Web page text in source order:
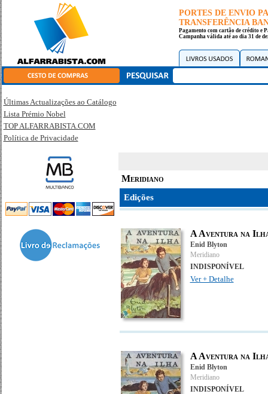
PORTES DE ENVIO
TRANSFERÊNCIA
Pagamento com cartão de crédito e
Campanha válida até ao dia 31 de
Últimas Actualizações ao Catálogo
Lista Prémio Nobel
TOP ALFARRABISTA.COM
Política de Privacidade
Meridiano
Edições
A Aventura na
Enid Blyton
Meridiano
INDISPONÍVEL
Ver + Detalhe
A Aventura na
Enid Blyton
Meridiano
INDISPONÍVEL